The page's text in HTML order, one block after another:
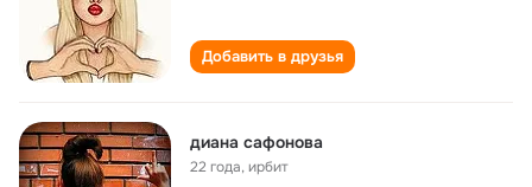
Добавить в друзья
диана сафонова
22 года,ирбит